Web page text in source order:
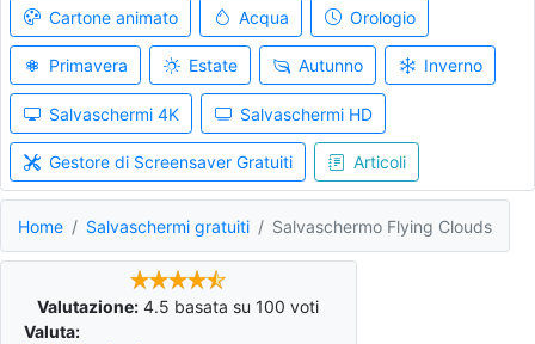
Cartone animato Acqua Orologio
Primavera Estate Autunno Inverno
Salvaschermi 4K Salvaschermi HD
Gestore di Screensaver Gratuiti Articoli
Home Salvaschermi gratuiti Salvaschermo Flying Clouds
Valutazione: 4.5 basata su100 voti
Valuta: